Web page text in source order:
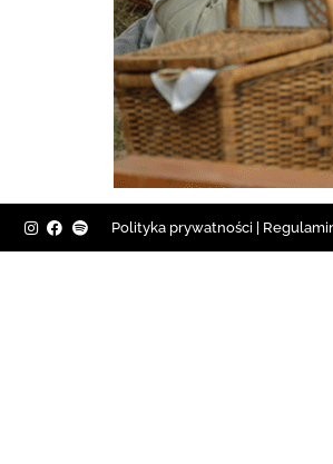
Polityka prywatności Regulamin